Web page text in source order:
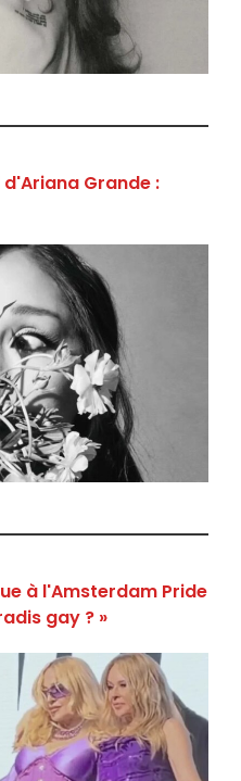
Grande :
à l'Amsterdam Pride
gay ? »